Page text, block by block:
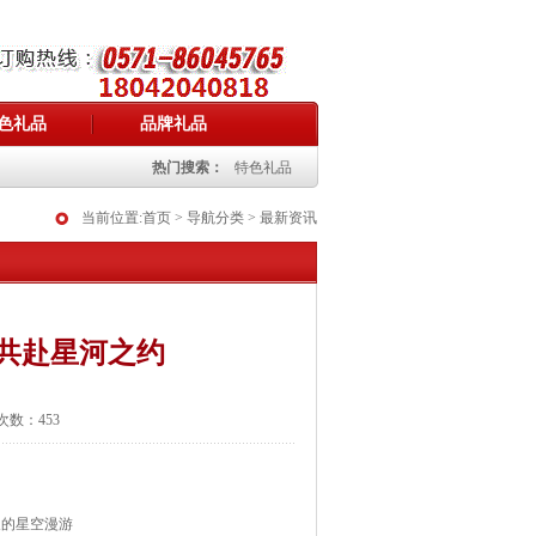
礼品 品牌礼品
热门搜索： 特色礼品
当前位置:首页 > 导航分类 > 最新资讯
赴星河之约
数：453
星空漫游